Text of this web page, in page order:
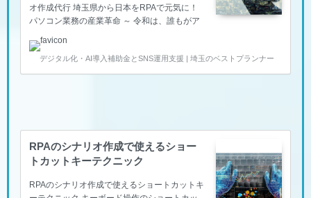
オ作成代行 埼玉県から日本をRPAで元気に！
パソコン業務の産業革命 ～ 令和は、誰もがア
代～ 埼玉県内の企業の皆さんRPA（アールピ
ーエー）ってご存知でしょうか？ パソコンで
動くアプリ（インターネットも、基幹システム
えてもらって代行させようということです）
お客様が抱えている「面倒な作業（定型業務・
集計業務）」をPC自動化することができま…
デジタル化・AI導入補助金とSNS運用支援 | 埼玉のベストプランナー
RPAのシナリオ作成で使えるショー
トカットキーテクニック
RPAのシナリオ作成で使えるショートカットキ